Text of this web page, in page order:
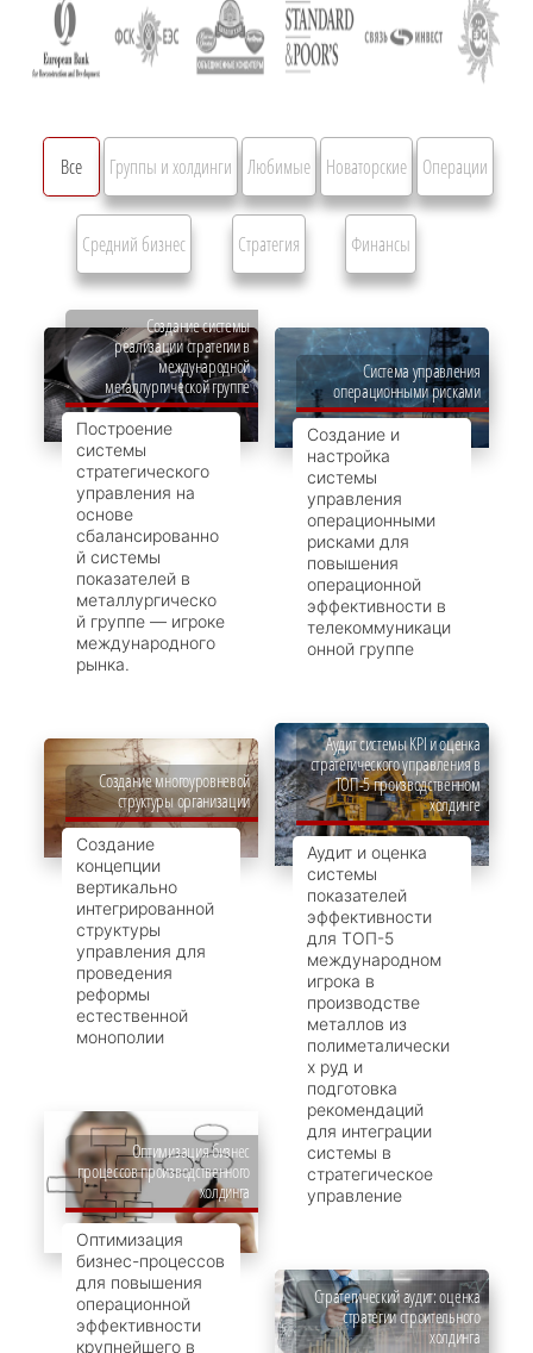
Все Группы и холдинги Любимые Новаторские Операции
Средний бизнес Стратегия Финансы
Создание системы
реализации стратегии в
международной
металлургической группе
Построение
системы
стратегического
управления на
основе
сбалансированно
й системы
показателей в
металлургическо
й группе — игроке
международного
рынка.
Система управления
операционными рисками
Создание и
настройка
системы
управления
операционными
рисками для
повышения
операционной
эффективности в
телекоммуникаци
онной группе
Аудит системы KPI и оценка
стратегического управления в
ТОП-5 производственном
холдинге
Аудит и оценка
системы
показателей
эффективности
для ТОП-5
международном
игрока в
производстве
металлов из
полиметалически
х руд и
подготовка
рекомендаций
для интеграции
системы в
стратегическое
управление
Создание многоуровневой
структуры организации
Создание
концепции
вертикально
интегрированной
структуры
управления для
проведения
реформы
естественной
монополии
Оптимизация бизнес
процессов производственного
холдинга
Оптимизация
бизнес-процессов
для повышения
операционной
эффективности
крупнейшего в
Стратегический аудит: оценка
стратегии строительного
холдинга